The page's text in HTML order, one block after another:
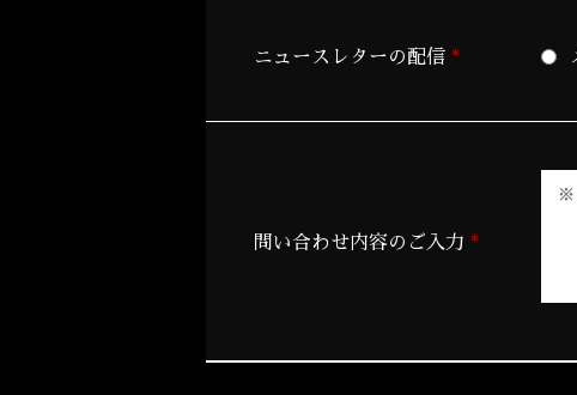
ニュースレターの配信 *
問い合わせ内容のご入力 *